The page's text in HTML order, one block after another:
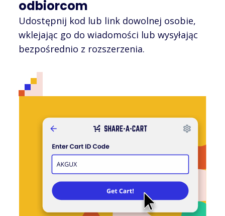
odbiorcom
Udostępnij kod lub link dowolnej osobie,
wklejając go do wiadomości lub wysyłając
bezpośrednio z rozszerzenia.